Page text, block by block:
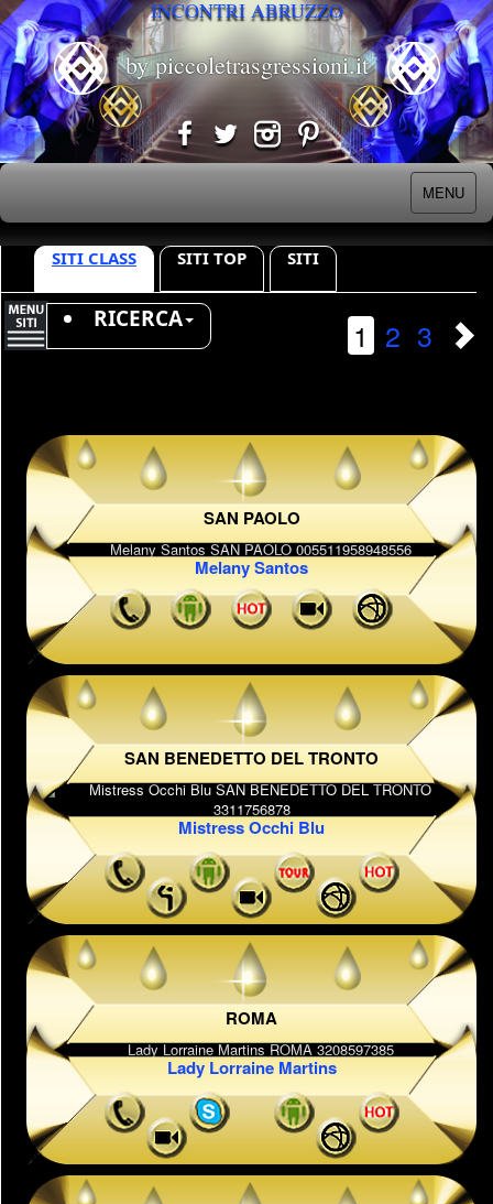
INCONTRI ABRUZZO
by piccoletrasgressioni.it
MENU
SITI CLASS SITI TOP SITI
RICERCA 1 2 3
SAN PAOLO
Melany Santos
SAN BENEDETTO DEL TRONTO
Mistress Occhi Blu
ROMA
Lady Lorraine Martins